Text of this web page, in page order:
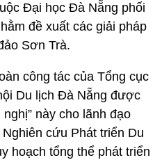
Đại học Đà Nẵng phối
đề xuất các giải pháp
Sơn Trà.
công tác của Tổng cục
Du lịch Đà Nẵng được
này cho lãnh đạo
cứu Phát triển Du
hoạch tổng thể phát triển